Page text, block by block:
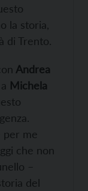
la storia,
di Trento.
Andrea
Michela
per me
che non
–
del